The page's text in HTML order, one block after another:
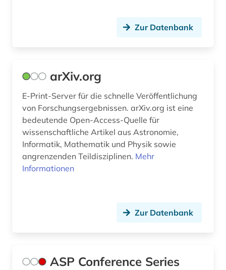
maße (1)
medizin (14)
meer (1)
meeresmikrobiologie (1)
Zur Datenbank
arXiv.org
E-Print-Server für die schnelle Veröffentlichung
von Forschungsergebnissen. arXiv.org ist eine
bedeutende Open-Access-Quelle für
wissenschaftliche Artikel aus Astronomie,
Informatik, Mathematik und Physik sowie
angrenzenden Teildisziplinen. Mehr
Informationen
Zur Datenbank
ASP Conference Series